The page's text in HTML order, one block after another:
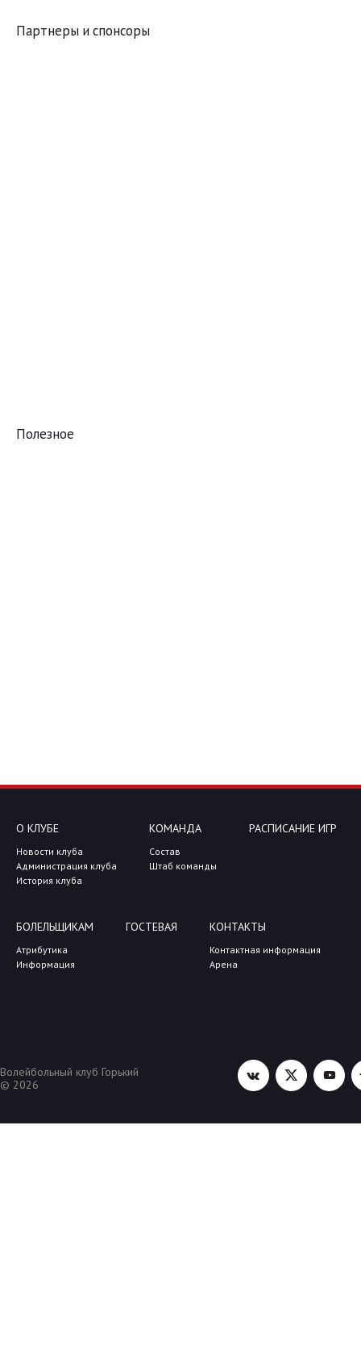
Партнеры и спонсоры
Полезное
О КЛУБЕ
Новости клуба
Администрация клуба
История клуба
КОМАНДА
Состав
Штаб команды
РАСПИСАНИЕ ИГР
БОЛЕЛЬЩИКАМ
Атрибутика
Информация
ГОСТЕВАЯ КОНТАКТЫ
Контактная информация
Арена
Волейбольный клуб Горький
© 2026